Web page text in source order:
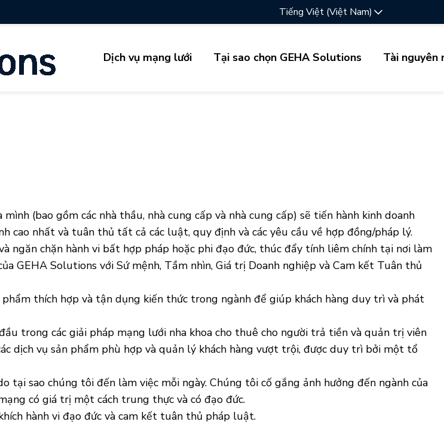
Tiếng Việt (Việt Nam)
Dịch vụ mạng lưới Tại sao chọn GEHA Solutions Tài nguyên
(bao gồm các nhà thầu, nhà cung cấp và nhà cung cấp) sẽ tiến hành kinh doanh
cao nhất và tuân thủ tất cả các luật, quy định và các yêu cầu về hợp đồng/pháp lý.
ngăn chặn hành vi bất hợp pháp hoặc phi đạo đức, thúc đẩy tính liêm chính tại nơi làm
GEHA Solutions với Sứ mệnh, Tầm nhìn, Giá trị Doanh nghiệp và Cam kết Tuân thủ
phẩm thích hợp và tận dụng kiến thức trong ngành để giúp khách hàng duy trì và phát
trong các giải pháp mạng lưới nha khoa cho thuê cho người trả tiền và quản trị viên
dịch vụ sản phẩm phù hợp và quản lý khách hàng vượt trội, được duy trì bởi một tổ
tại sao chúng tôi đến làm việc mỗi ngày. Chúng tôi cố gắng ảnh hưởng đến ngành của
có giá trị một cách trung thực và có đạo đức.
hành vi đạo đức và cam kết tuân thủ pháp luật.